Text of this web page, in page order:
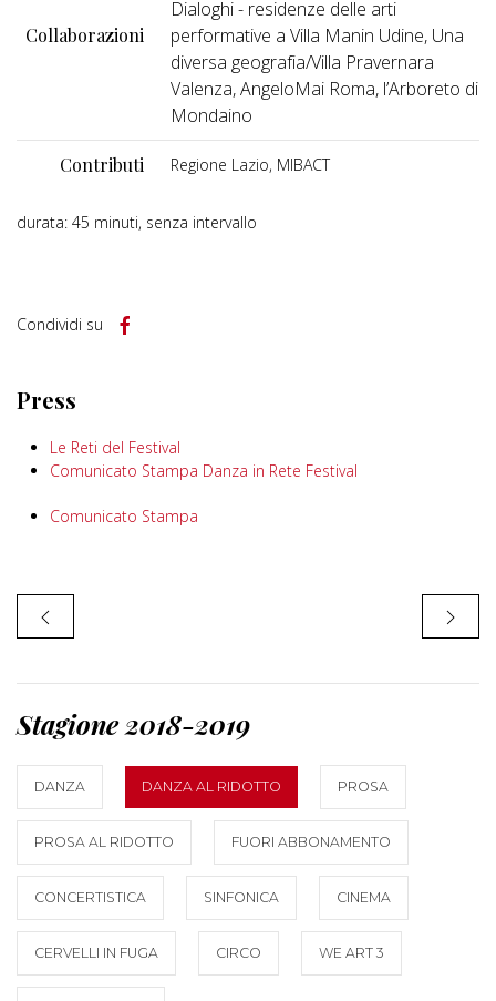
Collaborazioni
Dialoghi - residenze delle arti
performative a Villa Manin Udine, Una
diversa geografia/Villa Pravernara
Valenza, AngeloMai Roma, l’Arboreto di
Mondaino
Contributi Regione Lazio, MIBACT
durata: 45 minuti, senza intervallo
Condividi su
Press
Le Reti del Festival
Comunicato Stampa Danza in Rete Festival
Comunicato Stampa
Stagione 2018-2019
DANZA DANZA AL RIDOTTO PROSA
PROSA AL RIDOTTO FUORI ABBONAMENTO
CONCERTISTICA SINFONICA CINEMA
CERVELLI IN FUGA CIRCO WE ART 3